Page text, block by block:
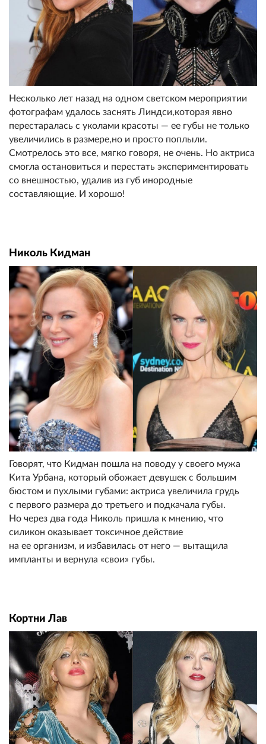
Несколько лет назад на одном светском мероприятии
фотографам удалось заснять Линдси,которая явно
перестаралась с уколами красоты — ее губы не только
увеличились в размере,но и просто поплыли.
Смотрелось это все, мягко говоря, не очень. Но актриса
смогла остановиться и перестать экспериментировать
со внешностью, удалив из губ инородные
составляющие. И хорошо!
Николь Кидман
Говорят, что Кидман пошла на поводу у своего мужа
Кита Урбана, который обожает девушек с большим
бюстом и пухлыми губами: актриса увеличила грудь
с первого размера до третьего и подкачала губы.
Но через два года Николь пришла к мнению, что
силикон оказывает токсичное действие
на ее организм, и избавилась от него — вытащила
импланты и вернула «свои» губы.
Кортни Лав